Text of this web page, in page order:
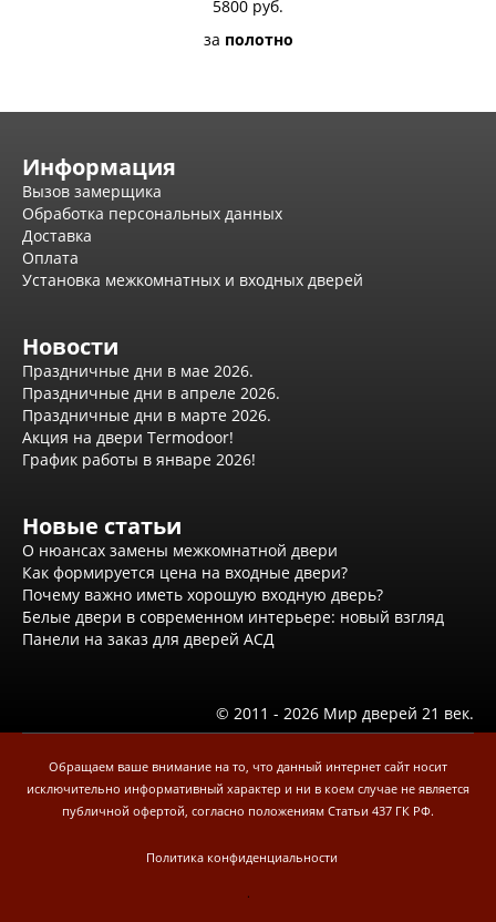
5800 руб.
за полотно
Информация
Вызов замерщика
Обработка персональных данных
Доставка
Оплата
Установка межкомнатных и входных дверей
Новости
Праздничные дни в мае 2026.
Праздничные дни в апреле 2026.
Праздничные дни в марте 2026.
Акция на двери Termodoor!
График работы в январе 2026!
Новые статьи
О нюансах замены межкомнатной двери
Как формируется цена на входные двери?
Почему важно иметь хорошую входную дверь?
Белые двери в современном интерьере: новый взгляд
Панели на заказ для дверей АСД
© 2011 - 2026 Мир дверей 21 век.
Обращаем ваше внимание на то, что данный интернет сайт носит
исключительно информативный характер и ни в коем случае не является
публичной офертой, согласно положениям Статьи 437 ГК РФ.
Политика конфиденциальности
.